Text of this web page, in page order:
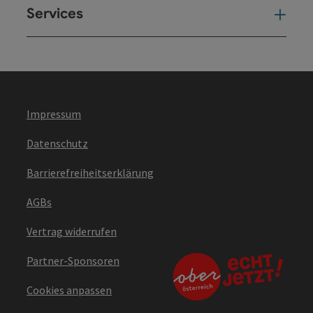
Services
Impressum
Datenschutz
Barrierefreiheitserklärung
AGBs
Vertrag widerrufen
Partner-Sponsoren
Cookies anpassen